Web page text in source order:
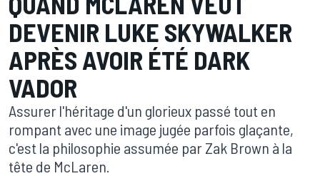
DEVENIR LUKE SKYWALKER
APRÈS AVOIR ÉTÉ DARK
VADOR
Assurer l'héritage d'un glorieux passé tout en
rompant avec une image jugée parfois glaçante,
c'est la philosophie assumée par Zak Brown à la
tête de McLaren.